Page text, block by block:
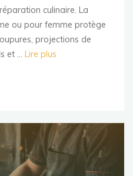
culinaire. La
ou pour femme protège
projections de
et …Lire plus